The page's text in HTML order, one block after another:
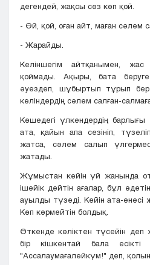
дегендей, жақсы сөз көп қой.
- Өй, қой, оған айт, маған сәлем
- Жарайды.
Келіншегім айтқанымен,
қоймады. Ақыры, бата
әуездеп, шұбыртып тұрып
келіндердің сәлем салған-
Көшедегі үлкендердің барлығы
ата, қайын апа сезініп,
жатса, сәлем салып
жатады.
Жұмыстан кейін үй жанында
ішейік дейтін ағалар, бұл
ауылды түзеді. Кейін ата-
Көп көрмейтін болдық.
Өткенде көліктен түсейін деп
бір кішкентай бала есікті
"Ассалаумағалейкүм!" деп,